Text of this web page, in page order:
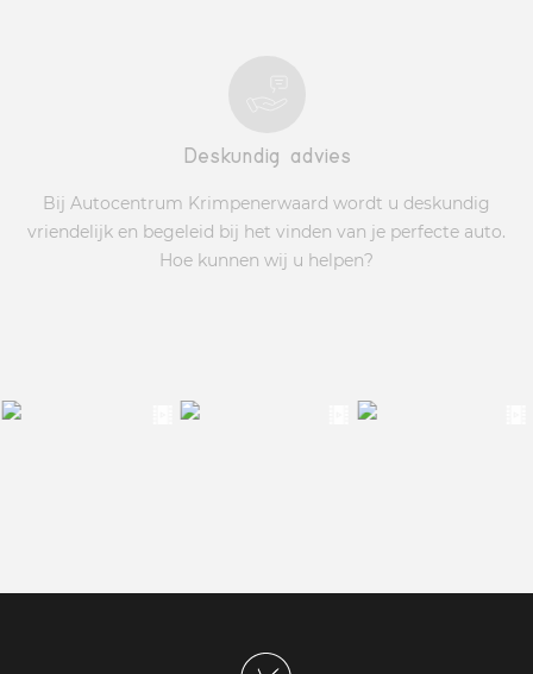
Deskundig advies
Bij Autocentrum Krimpenerwaard wordt u deskundig
vriendelijk en begeleid bij het vinden van je perfecte auto.
Hoe kunnen wij u helpen?